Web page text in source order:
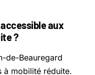
aux
?
de-Beauregard
à mobilité réduite.